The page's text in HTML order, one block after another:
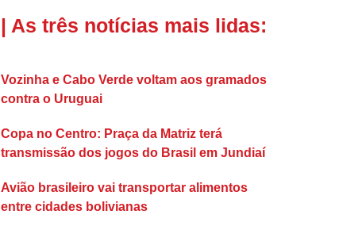
| As três notícias mais lidas:
Vozinha e Cabo Verde voltam aos gramados
contra o Uruguai
Copa no Centro: Praça da Matriz terá
transmissão dos jogos do Brasil em Jundiaí
Avião brasileiro vai transportar alimentos
entre cidades bolivianas